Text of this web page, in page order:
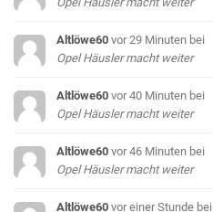
Altlöwe60 vor 29 Minuten bei
Opel Häusler macht weiter
Altlöwe60 vor 40 Minuten bei
Opel Häusler macht weiter
Altlöwe60 vor 46 Minuten bei
Opel Häusler macht weiter
Altlöwe60 vor einer Stunde bei